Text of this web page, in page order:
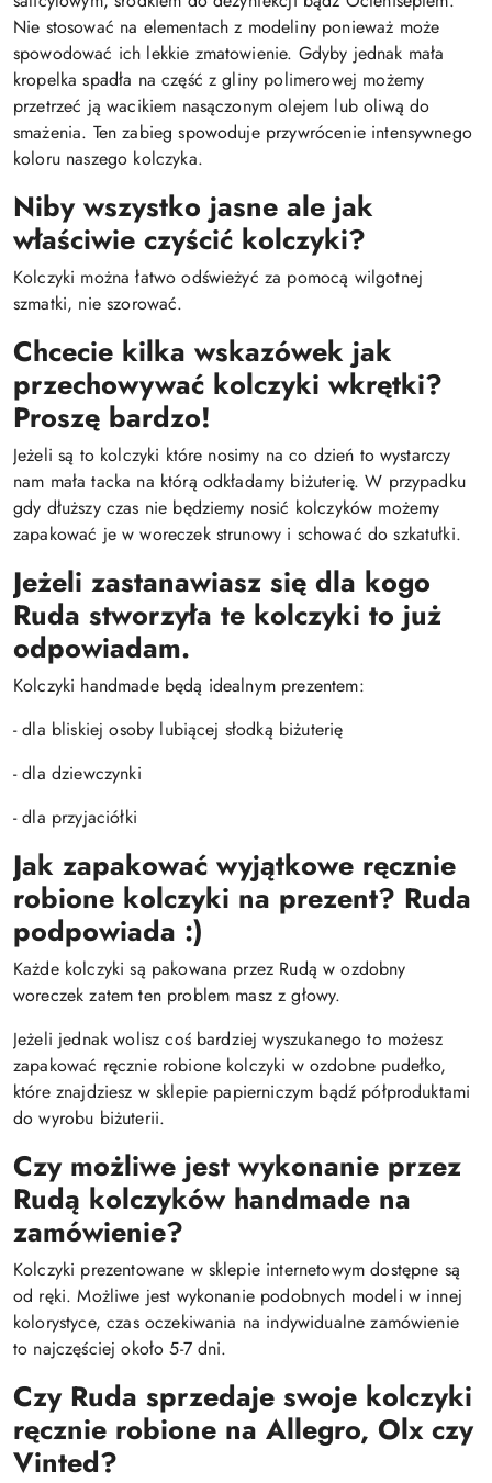
Nie stosować na elementach z modeliny ponieważ może
spowodować ich lekkie zmatowienie. Gdyby jednak mała
kropelka spadła na część z gliny polimerowej możemy
przetrzeć ją wacikiem nasączonym olejem lub oliwą do
smażenia. Ten zabieg spowoduje przywrócenie intensywnego
koloru naszego kolczyka.
Niby wszystko jasne ale jak
właściwie czyścić kolczyki?
Kolczyki można łatwo odświeżyć za pomocą wilgotnej
szmatki, nie szorować.
Chcecie kilka wskazówek jak
przechowywać kolczyki wkrętki?
Proszę bardzo!
Jeżeli są to kolczyki które nosimy na co dzień to wystarczy
nam mała tacka na którą odkładamy biżuterię. W przypadku
gdy dłuższy czas nie będziemy nosić kolczyków możemy
zapakować je w woreczek strunowy i schować do szkatułki.
Jeżeli zastanawiasz się dla kogo
Ruda stworzyła te kolczyki to już
odpowiadam.
Kolczyki handmade będą idealnym prezentem:
- dla bliskiej osoby lubiącej słodką biżuterię
- dla dziewczynki
- dla przyjaciółki
Jak zapakować wyjątkowe ręcznie
robione kolczyki na prezent? Ruda
podpowiada :)
Każde kolczyki są pakowana przez Rudą w ozdobny
woreczek zatem ten problem masz z głowy.
Jeżeli jednak wolisz coś bardziej wyszukanego to możesz
zapakować ręcznie robione kolczyki w ozdobne pudełko,
które znajdziesz w sklepie papierniczym bądź półproduktami
do wyrobu biżuterii.
Czy możliwe jest wykonanie przez
Rudą kolczyków handmade na
zamówienie?
Kolczyki prezentowane w sklepie internetowym dostępne są
od ręki. Możliwe jest wykonanie podobnych modeli w innej
kolorystyce, czas oczekiwania na indywidualne zamówienie
to najczęściej około 5-7 dni.
Czy Ruda sprzedaje swoje kolczyki
ręcznie robione na Allegro, Olx czy
Vinted?